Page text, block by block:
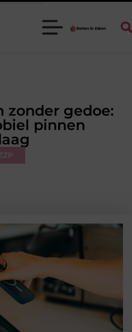
makkelijker maakt
zonder gedoe:
pinnen